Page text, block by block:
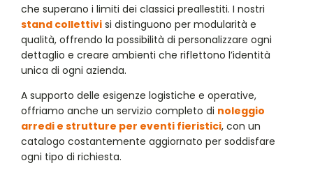
che superano i limiti dei classici preallestiti. I nostri
stand collettivi si distinguono per modularità e
qualità, offrendo la possibilità di personalizzare ogni
dettaglio e creare ambienti che riflettono l’identità
unica di ogni azienda.
A supporto delle esigenze logistiche e operative,
offriamo anche un servizio completo di noleggio
arredi e strutture per eventi fieristici, con un
catalogo costantemente aggiornato per soddisfare
ogni tipo di richiesta.